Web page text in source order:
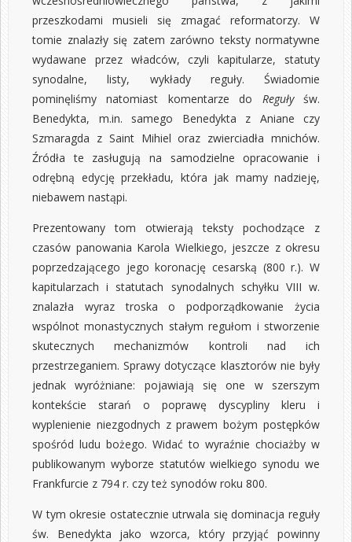
przeszkodami musieli się zmagać reformatorzy. W
tomie znalazły się zatem zarówno teksty normatywne
wydawane przez władców, czyli kapitularze, statuty
synodalne, listy, wykłady reguły. Świadomie
pominęliśmy natomiast komentarze do Regułyśw.
Benedykta, m.in. samego Benedykta z Aniane czy
Szmaragda z Saint Mihiel oraz zwierciadła mnichów.
Źródła te zasługują na samodzielne opracowanie i
odrębną edycję przekładu, która jak mamy nadzieję,
niebawem nastąpi.
Prezentowany tom otwierają teksty pochodzące z
czasów panowania Karola Wielkiego, jeszcze z okresu
poprzedzającego jego koronację cesarską (800 r.). W
kapitularzach i statutach synodalnych schyłku VIII w.
znalazła wyraz troska o podporządkowanie życia
wspólnot monastycznych stałym regułom i stworzenie
skutecznych mechanizmów kontroli nad ich
przestrzeganiem. Sprawy dotyczące klasztorów nie były
jednak wyróżniane: pojawiają się one w szerszym
kontekście starań o poprawę dyscypliny kleru i
wyplenienie niezgodnych z prawem bożym postępków
spośród ludu bożego. Widać to wyraźnie chociażby w
publikowanym wyborze statutów wielkiego synodu we
Frankfurcie z 794 r. czy też synodów roku 800.
W tym okresie ostatecznie utrwala się dominacja reguły
św. Benedykta jako wzorca, który przyjąć powinny